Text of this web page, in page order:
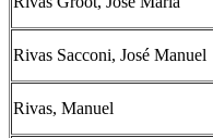
Rivas Sacconi, José Manuel
Rivas, Manuel